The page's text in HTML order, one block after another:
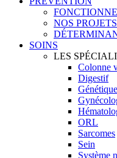
NOS
SOINS
LES
Colonne
Digestif
Génétique
ORL
Sarcomes
Sein
Système